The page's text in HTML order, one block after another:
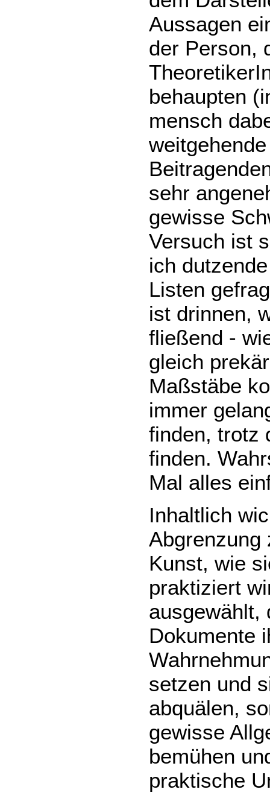
Aussagen
der Person,
behaupten
mensch
sehr
gewisse
Versuch ist
ich
Listen
ist drinnen,
fließend -
gleich
Maßstäbe
immer
finden, trotz
finden.
Mal alles
Inhaltlich
Abgrenzung
Kunst, wie
praktiziert
ausgewählt,
Dokumente
setzen und
abquälen,
gewisse
bemühen
praktische